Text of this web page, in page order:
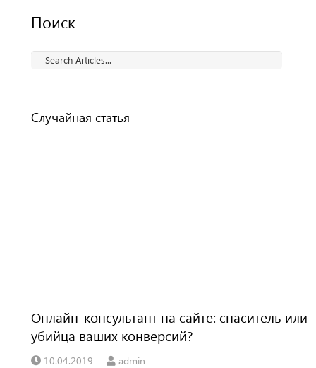
Поиск
Случайная статья
Онлайн-консультант на сайте: спаситель или
убийца ваших конверсий?
10.04.2019
admin